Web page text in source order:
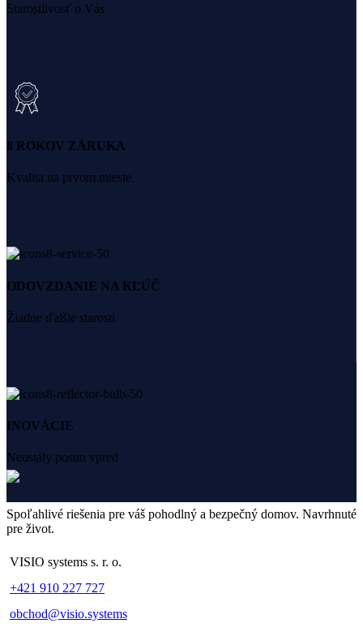
Starostlivosť o Vás
8 ROKOV ZÁRUKA
Kvalita na prvom mieste
ODOVZDANIE NA KĽÚČ
Žiadne ďalšie starosti
INOVÁCIE
Neustály posun vpred
Spoľahlivé riešenia pre váš pohodlný a bezpečný domov. Navrhnuté
pre život.
VISIO systems s. r. o.
+421 910 227 727
obchod@visio.systems